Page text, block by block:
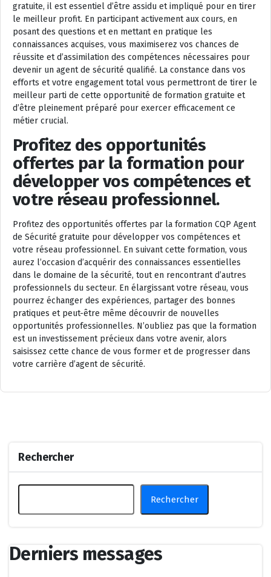
gratuite, il est essentiel d’être assidu et impliqué pour en tirer
le meilleur profit. En participant activement aux cours, en
posant des questions et en mettant en pratique les
connaissances acquises, vous maximiserez vos chances de
réussite et d’assimilation des compétences nécessaires pour
devenir un agent de sécurité qualifié. La constance dans vos
efforts et votre engagement total vous permettront de tirer le
meilleur parti de cette opportunité de formation gratuite et
d’être pleinement préparé pour exercer efficacement ce
métier crucial.
Profitez des opportunités
offertes par la formation pour
développer vos compétences et
votre réseau professionnel.
Profitez des opportunités offertes par la formation CQP Agent
de Sécurité gratuite pour développer vos compétences et
votre réseau professionnel. En suivant cette formation, vous
aurez l’occasion d’acquérir des connaissances essentielles
dans le domaine de la sécurité, tout en rencontrant d’autres
professionnels du secteur. En élargissant votre réseau, vous
pourrez échanger des expériences, partager des bonnes
pratiques et peut-être même découvrir de nouvelles
opportunités professionnelles. N’oubliez pas que la formation
est un investissement précieux dans votre avenir, alors
saisissez cette chance de vous former et de progresser dans
votre carrière d’agent de sécurité.
Rechercher
Rechercher
Derniers messages